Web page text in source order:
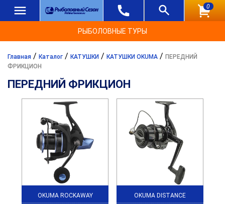
0
РЫБОЛОВНЫЕ ТУРЫ
Главная / Каталог / КАТУШКИ / КАТУШКИ OKUMA / ПЕРЕДНИЙ
ФРИКЦИОН
ПЕРЕДНИЙ ФРИКЦИОН
OKUMA ROCKAWAY OKUMA DISTANCE